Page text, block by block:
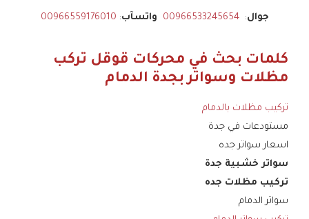
جوال:
00966533245654 واتسآب:
00966559176010
كلمات بحث في محركات قوقل تركب
مظلات وسواتر بجدة الدمام
تركيب مظلات بالدمام
مستودعات في جدة
اسعار سواتر جده
سواتر خشبية جدة
تركيب مظلات جده
سواتر الدمام